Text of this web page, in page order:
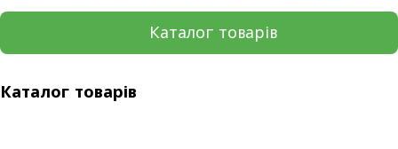
Каталог товарів
Каталог товарів